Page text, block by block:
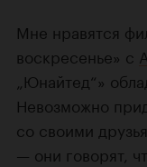
Мне нравятся
воскресенье» с
„Юнайтед“»
Невозможно
со своими
— они говорят,